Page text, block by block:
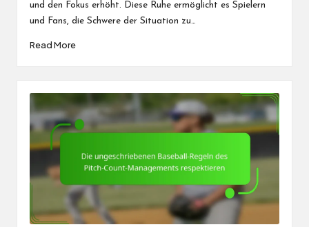
und den Fokus erhöht. Diese Ruhe ermöglicht es Spielern
und Fans, die Schwere der Situation zu…
Read More